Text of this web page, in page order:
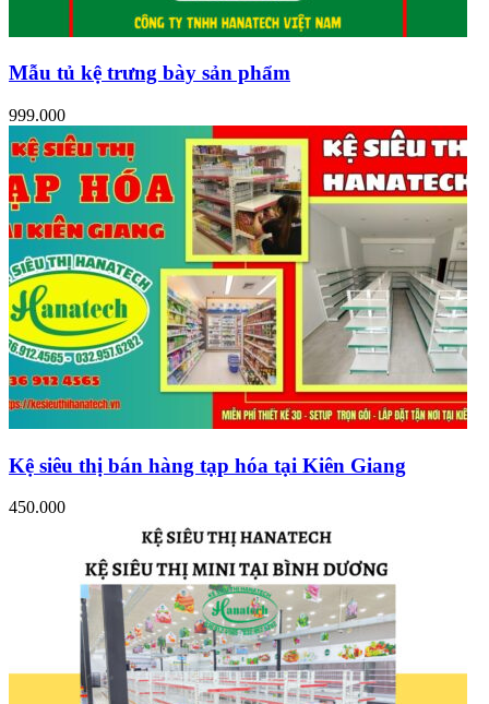
Mẫu tủ kệ trưng bày sản phẩm
999.000
Kệ siêu thị bán hàng tạp hóa tại Kiên Giang
450.000